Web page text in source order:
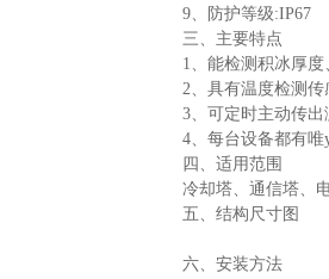
9、防护等级:IP67
三、主要特点
1、能检测积冰厚
2、具有温度检测传
3、可定时主动传
4、每台设备都有
四、适用范围
冷却塔、通信塔、
五、结构尺寸图
六、安装方法